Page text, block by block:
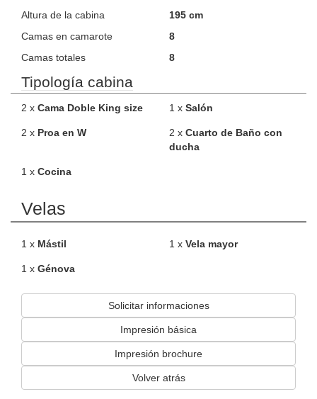
Altura de la cabina
195 cm
Camas en camarote
8
Camas totales
8
Tipología cabina
2 x Cama Doble King size 1 x Salón
2 x Proa en W 2 x Cuarto de Baño con
ducha
1 x Cocina
Velas
1 x Mástil 1 x Vela mayor
1 x Génova
Solicitar informaciones
Impresión básica
Impresión brochure
Volver atrás